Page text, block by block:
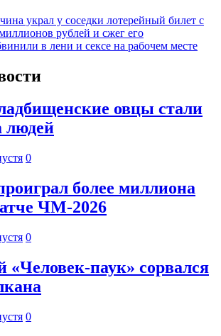
украл у соседки лотерейный билет с
рублей и сжег его
в лени и сексе на рабочем месте
овцы стали
людей
0
более миллиона
ЧМ-2026
0
«Человек-паук» сорвался
0